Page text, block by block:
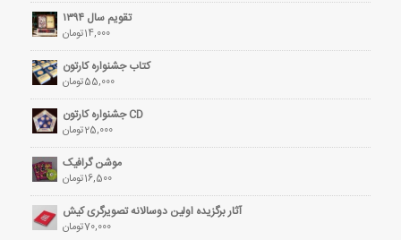
تقویم سال ۱۳۹۴
14,000تومان
کتاب جشنواره کارتون
55,000تومان
CD جشنواره کارتون
25,000تومان
موشن گرافیک
16,500تومان
آثار برگزیده اولین دوسالانه تصویرگری کیش
70,000تومان